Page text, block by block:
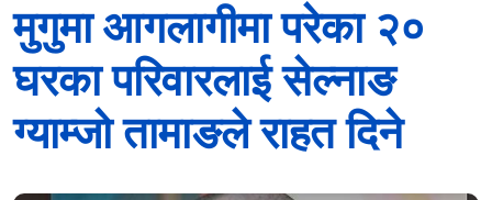
मुगुमा आगलागीमा परेका २०
घरका परिवारलाई सेल्नाङ
ग्याम्जो तामाङले राहत दिने